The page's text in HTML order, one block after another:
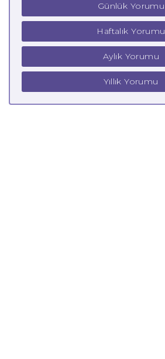
Günlük Yorumu
Haftalık Yorumu
Aylık Yorumu
Yıllık Yorumu